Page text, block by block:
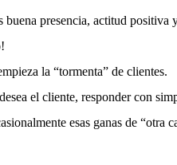
presencia, actitud positiva
la “tormenta” de clientes.
el cliente, responder con
esas ganas de “otra